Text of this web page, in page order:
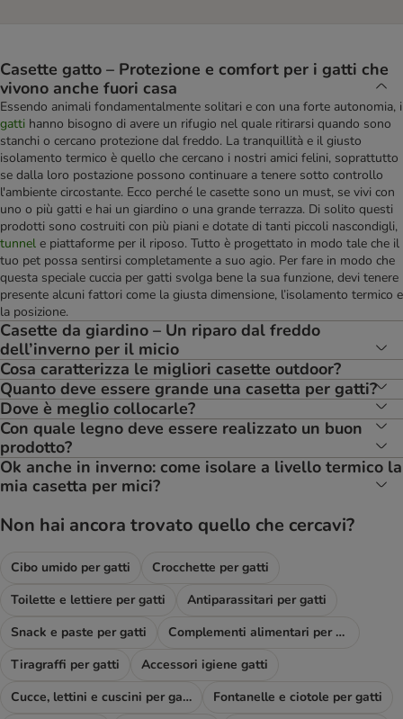
Casette gatto – Protezione e comfort per i gatti che
vivono anche fuori casa
Essendo animali fondamentalmente solitari e con una forte autonomia, i
gatti hanno bisogno di avere un rifugio nel quale ritirarsi quando sono
stanchi o cercano protezione dal freddo. La tranquillità e il giusto
isolamento termico è quello che cercano i nostri amici felini, soprattutto
se dalla loro postazione possono continuare a tenere sotto controllo
l'ambiente circostante. Ecco perché le casette sono un must, se vivi con
uno o più gatti e hai un giardino o una grande terrazza. Di solito questi
prodotti sono costruiti con più piani e dotate di tanti piccoli nascondigli,
tunnel e piattaforme per il riposo. Tutto è progettato in modo tale che il
tuo pet possa sentirsi completamente a suo agio. Per fare in modo che
questa speciale cuccia per gatti svolga bene la sua funzione, devi tenere
presente alcuni fattori come la giusta dimensione, l’isolamento termico e
la posizione.
Casette da giardino – Un riparo dal freddo
dell’inverno per il micio
Cosa caratterizza le migliori casette outdoor?
Quanto deve essere grande una casetta per gatti?
Dove è meglio collocarle?
Con quale legno deve essere realizzato un buon
prodotto?
Ok anche in inverno: come isolare a livello termico la
mia casetta per mici?
Non hai ancora trovato quello che cercavi?
Cibo umido per gatti
Crocchette per gatti
Toilette e lettiere per gatti
Antiparassitari per gatti
Snack e paste per gatti
Complementi alimentari per gatti
Tiragraffi per gatti
Accessori igiene gatti
Cucce, lettini e cuscini per gatti
Fontanelle e ciotole per gatti